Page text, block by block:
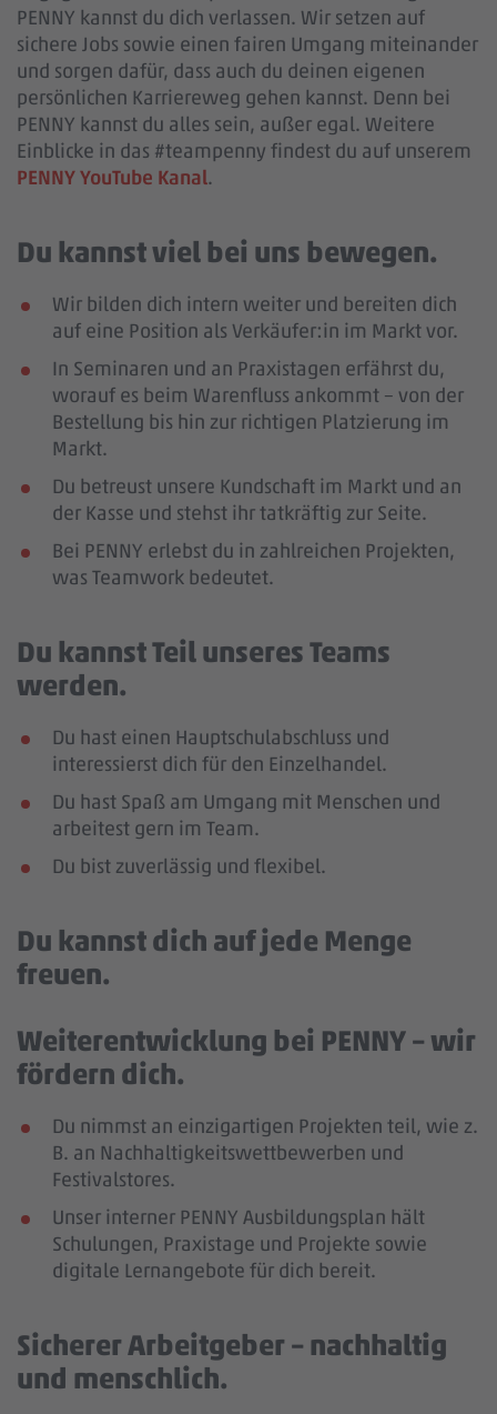
PENNY kannst du dich verlassen. Wir setzen auf
sichere Jobs sowie einen fairen Umgang miteinander
und sorgen dafür, dass auch du deinen eigenen
persönlichen Karriereweg gehen kannst. Denn bei
PENNY kannst du alles sein, außer egal. Weitere
Einblicke in das #teampenny findest du auf unserem
PENNY YouTube Kanal.
Du kannst viel bei uns bewegen.
Wir bilden dich intern weiter und bereiten dich
auf eine Position als Verkäufer:in im Markt vor.
In Seminaren und an Praxistagen erfährst du,
worauf es beim Warenfluss ankommt – von der
Bestellung bis hin zur richtigen Platzierung im
Markt.
Du betreust unsere Kundschaft im Markt und an
der Kasse und stehst ihr tatkräftig zur Seite.
Bei PENNY erlebst du in zahlreichen Projekten,
was Teamwork bedeutet.
Du kannst Teil unseres Teams
werden.
Du hast einen Hauptschulabschluss und
interessierst dich für den Einzelhandel.
Du hast Spaß am Umgang mit Menschen und
arbeitest gern im Team.
Du bist zuverlässig und flexibel.
Du kannst dich auf jede Menge
freuen.
Weiterentwicklung bei PENNY – wir
fördern dich.
Du nimmst an einzigartigen Projekten teil, wie z.
B. an Nachhaltigkeitswettbewerben und
Festivalstores.
Unser interner PENNY Ausbildungsplan hält
Schulungen, Praxistage und Projekte sowie
digitale Lernangebote für dich bereit.
Sicherer Arbeitgeber – nachhaltig
und menschlich.